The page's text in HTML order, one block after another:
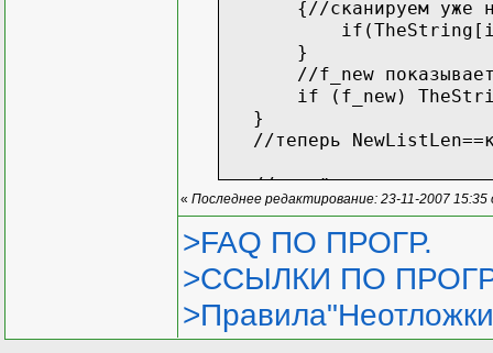
{//сканируем уже
if(TheString[i] ==
}
//f_new показывает
if (f_new)
}
//теперь
//расчёт энтропии
int *entry=new
for(i=0; i< Len; i++)
double *freq=new
for(i=0; i<
double
for(i=0; i<
double sum=0;
« Последнее редактирование: 23-11-2007 15:35
>FAQ ПО ПРОГР.
>ССЫЛКИ ПО